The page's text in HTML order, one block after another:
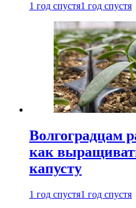
1 год спустя1 год спустя
Волгоградцам
как
капусту
1 год спустя1 год спустя